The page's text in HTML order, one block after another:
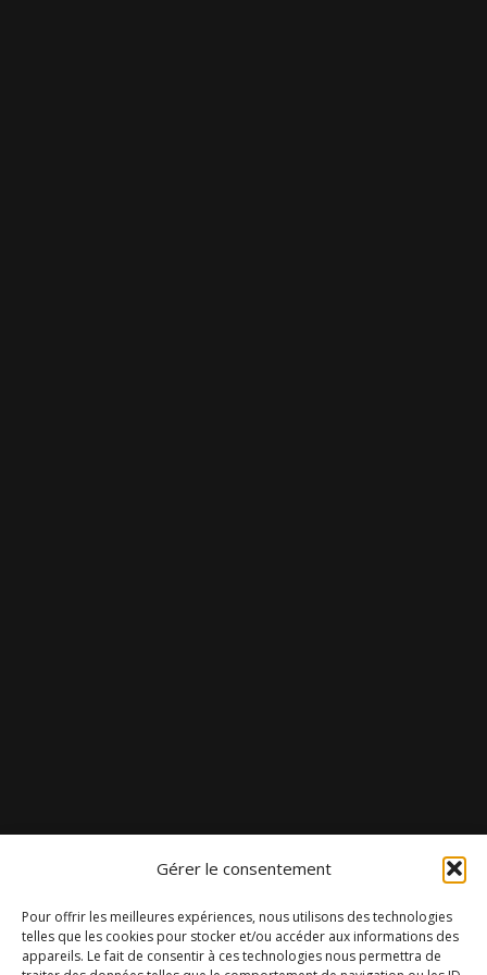
Gérer le consentement
Pour offrir les meilleures expériences, nous utilisons des technologies
telles que les cookies pour stocker et/ou accéder aux informations des
appareils. Le fait de consentir à ces technologies nous permettra de